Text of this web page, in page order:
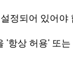
정되어 있어야
'항상 허용' 또는